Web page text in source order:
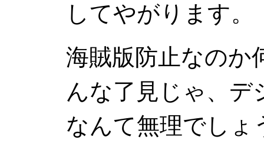
してやがります。
海賊版防止なのか
んな了見じゃ、デ
なんて無理でしょ